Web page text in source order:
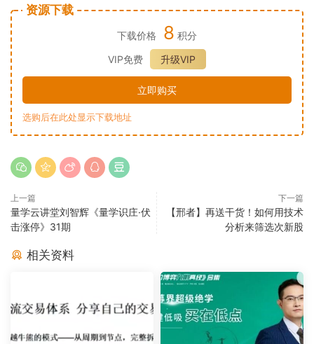
资源下载
下载价格 8 积分
VIP免费
升级VIP
立即购买
选购后在此处显示下载地址
上一篇
量学云讲堂刘智辉《量学识庄·伏
击涨停》31期
下一篇
【邢者】再送干货！如何用技术
分析来筛选次新股
相关资料